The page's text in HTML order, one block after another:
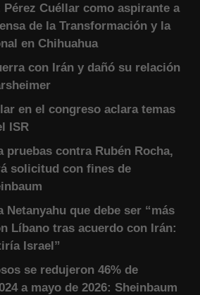
Cuéllar como aspirante a
de la Transformación y la
en Chihuahua
con Irán y dañó su relación
en el congreso aclara temas
ISR
pruebas contra Rubén Rocha,
solicitud con fines de
Netanyahu que debe ser “más
Líbano tras acuerdo con Irán:
Israel”
se redujeron 46% de
a mayo de 2026: Sheinbaum